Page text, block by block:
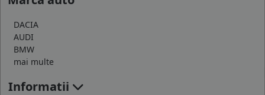
DACIA
AUDI
BMW
mai multe
Informatii